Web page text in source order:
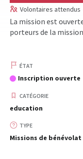
Volontaires attendus
La mission est
porteurs de la
ÉTAT
Inscription ouverte
CATÉGORIE
education
TYPE
Missions de bénévolat